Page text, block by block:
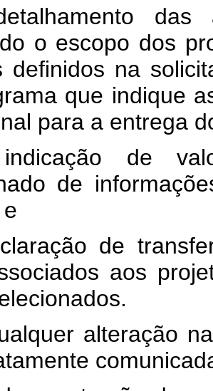
das
o escopo dos
definidos na
que indique
para a entrega
de
de
de
aos
alteração